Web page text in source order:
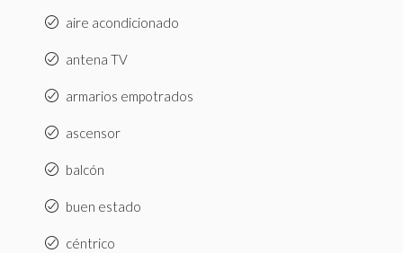
aire acondicionado
antena TV
armarios empotrados
ascensor
balcón
buen estado
céntrico